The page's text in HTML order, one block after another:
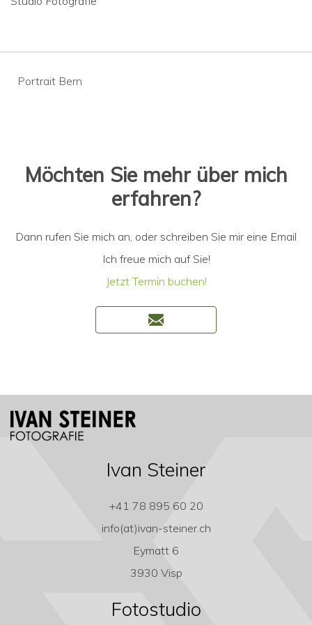
Beitragsnavigation
Portrait Bern
Möchten Sie mehr über mich
erfahren?
Dann rufen Sie mich an, oder schreiben Sie mir eine Email
Ich freue mich auf Sie!
Jetzt Termin buchen!
Ivan Steiner
+41 78 895 60 20
info(at)ivan-steiner.ch
Eymatt 6
3930 Visp
Fotostudio